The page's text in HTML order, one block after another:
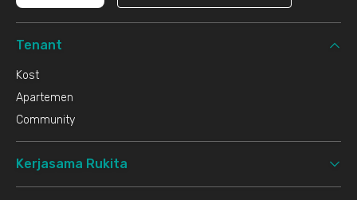
Tenant
Kost
Apartemen
Community
Kerjasama Rukita